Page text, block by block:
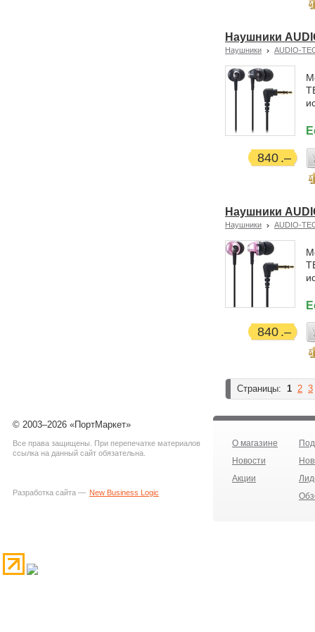
Наушники
Наушники AUDIO-
840
Наушники
Наушники AUDIO-
840
Страницы: 1 2 3
© 2003–2026 «ПортМаркет»
Все права защищены. При перепечатке материалов
ссылка на данный сайт обязательна.
Разработка сайта — New Business Logic
О магазине
Новости
Акции